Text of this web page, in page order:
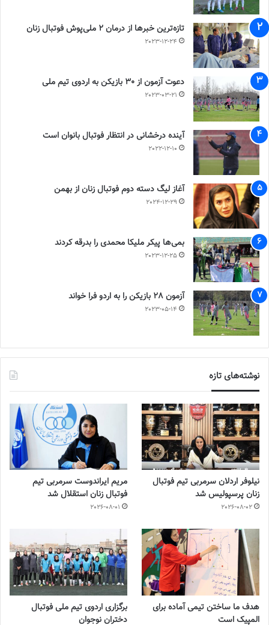
تازه‌ترین خبرها از درمان ۲ ملی‌پوش فوتبال زنان
2023-12-24
دعوت آزمون از 30 بازیکن به اردوی تیم ملی
2023-03-21
آینده درخشانی در انتظار فوتبال بانوان است
2022-12-10
آغاز لیگ دسته دوم فوتبال زنان از بهمن
2024-12-29
بمی‌ها پیکر ملیکا محمدی را بدرقه کردند
2023-12-25
آزمون 28 بازیکن را به اردو فرا خواند
2023-05-14
نوشته‌های تازه
نیلوفر اردلان سرمربی تیم فوتبال
زنان پرسپولیس شد
2026-08-02
مریم ایراندوست سرمربی تیم
فوتبال زنان استقلال شد
2026-08-01
هدف ما ساختن تیمی آماده برای
المپیک است
برگزاری اردوی تیم ملی فوتبال
دختران نوجوان